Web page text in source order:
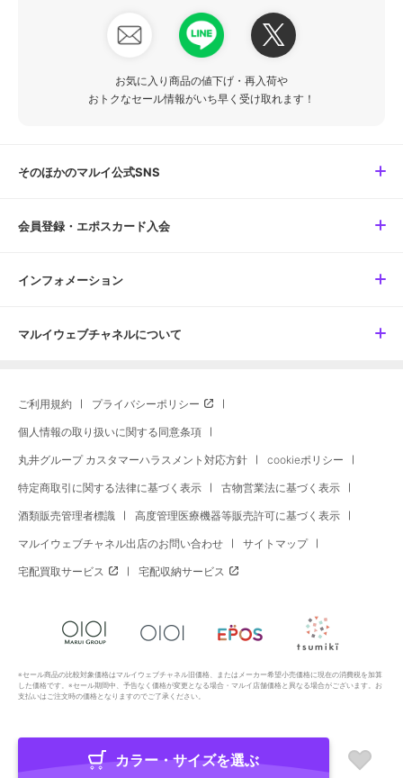
お気に入り商品の値下げ・再入荷や
おトクなセール情報がいち早く受け取れます！
そのほかのマルイ公式SNS
会員登録・エポスカード入会
インフォメーション
マルイウェブチャネルについて
ご利用規約 プライバシーポリシー
個人情報の取り扱いに関する同意条項
丸井グループ カスタマーハラスメント対応方針 cookieポリシー
特定商取引に関する法律に基づく表示 古物営業法に基づく表示
酒類販売管理者標識 高度管理医療機器等販売許可に基づく表示
マルイウェブチャネル出店のお問い合わせ サイトマップ
宅配買取サービス 宅配収納サービス
※セール商品の比較対象価格はマルイウェブチャネル旧価格、またはメーカー希望小売価格に現在の消費税を加算
した価格です。※セール期間中、予告なく価格が変更となる場合・マルイ店舗価格と異なる場合がございます。お
支払いはご注文時の価格となりますのでご了承ください。
Copyright All Rights Reserved. MARUI Co., Ltd
カラー・サイズを選ぶ